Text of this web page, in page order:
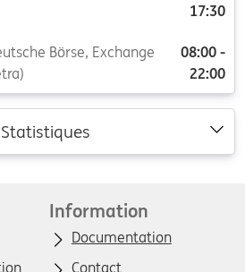
17:30
Börse, Exchange
08:00 -
22:00
Statistiques
Information
Documentation
Contact